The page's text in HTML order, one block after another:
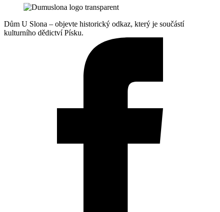
Dům U Slona – objevte historický odkaz, který je součástí
kulturního dědictví Písku.